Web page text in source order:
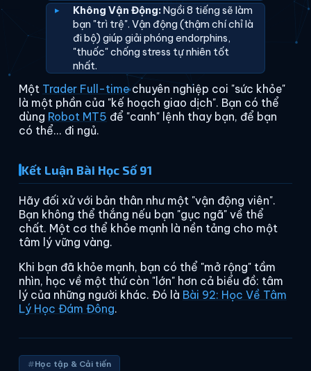
Không Vận Động:Ngồi 8 tiếng sẽ làm
bạn "trì trệ". Vận động (thậm chí chỉ là
đi bộ) giúp giải phóng endorphins,
"thuốc" chống stress tự nhiên tốt
nhất.
Một Trader Full-timechuyên nghiệp coi "sức khỏe"
là một phần của "kế hoạch giao dịch". Bạn có thể
dùng Robot MT5 để "canh" lệnh thay bạn, để bạn
có thể... đi ngủ.
Kết Luận Bài Học Số 91
Hãy đối xử với bản thân như một "vận động viên".
Bạn không thể thắng nếu bạn "gục ngã" về thể
chất. Một cơ thể khỏe mạnh là nền tảng cho một
tâm lý vững vàng.
Khi bạn đã khỏe mạnh, bạn có thể "mở rộng" tầm
nhìn, học về một thứ còn "lớn" hơn cả biểu đồ: tâm
lý của những người khác. Đó là Bài 92: Học Về Tâm
Lý Học Đám Đông.
Học tập & Cải tiến